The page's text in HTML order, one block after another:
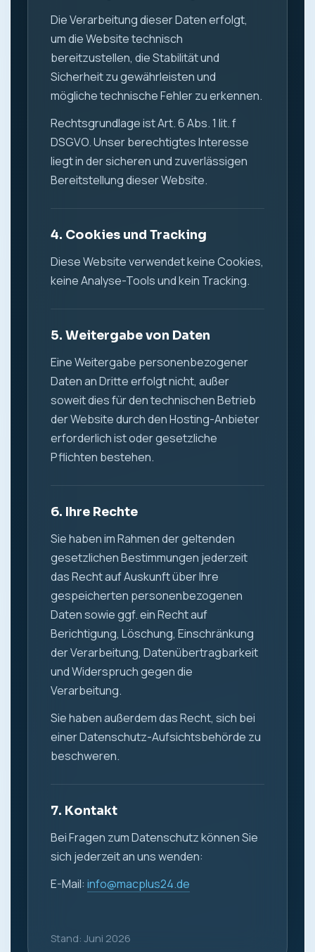
Die Verarbeitung dieser Daten erfolgt,
um die Website technisch
bereitzustellen, die Stabilität und
Sicherheit zu gewährleisten und
mögliche technische Fehler zu erkennen.
Rechtsgrundlage ist Art. 6 Abs. 1 lit. f
DSGVO. Unser berechtigtes Interesse
liegt in der sicheren und zuverlässigen
Bereitstellung dieser Website.
4. Cookies und Tracking
Diese Website verwendet keine Cookies,
keine Analyse-Tools und kein Tracking.
5. Weitergabe von Daten
Eine Weitergabe personenbezogener
Daten an Dritte erfolgt nicht, außer
soweit dies für den technischen Betrieb
der Website durch den Hosting-Anbieter
erforderlich ist oder gesetzliche
Pflichten bestehen.
6. Ihre Rechte
Sie haben im Rahmen der geltenden
gesetzlichen Bestimmungen jederzeit
das Recht auf Auskunft über Ihre
gespeicherten personenbezogenen
Daten sowie ggf. ein Recht auf
Berichtigung, Löschung, Einschränkung
der Verarbeitung, Datenübertragbarkeit
und Widerspruch gegen die
Verarbeitung.
Sie haben außerdem das Recht, sich bei
einer Datenschutz-Aufsichtsbehörde zu
beschweren.
7. Kontakt
Bei Fragen zum Datenschutz können Sie
sich jederzeit an uns wenden:
E-Mail: info@macplus24.de
Stand: Juni 2026